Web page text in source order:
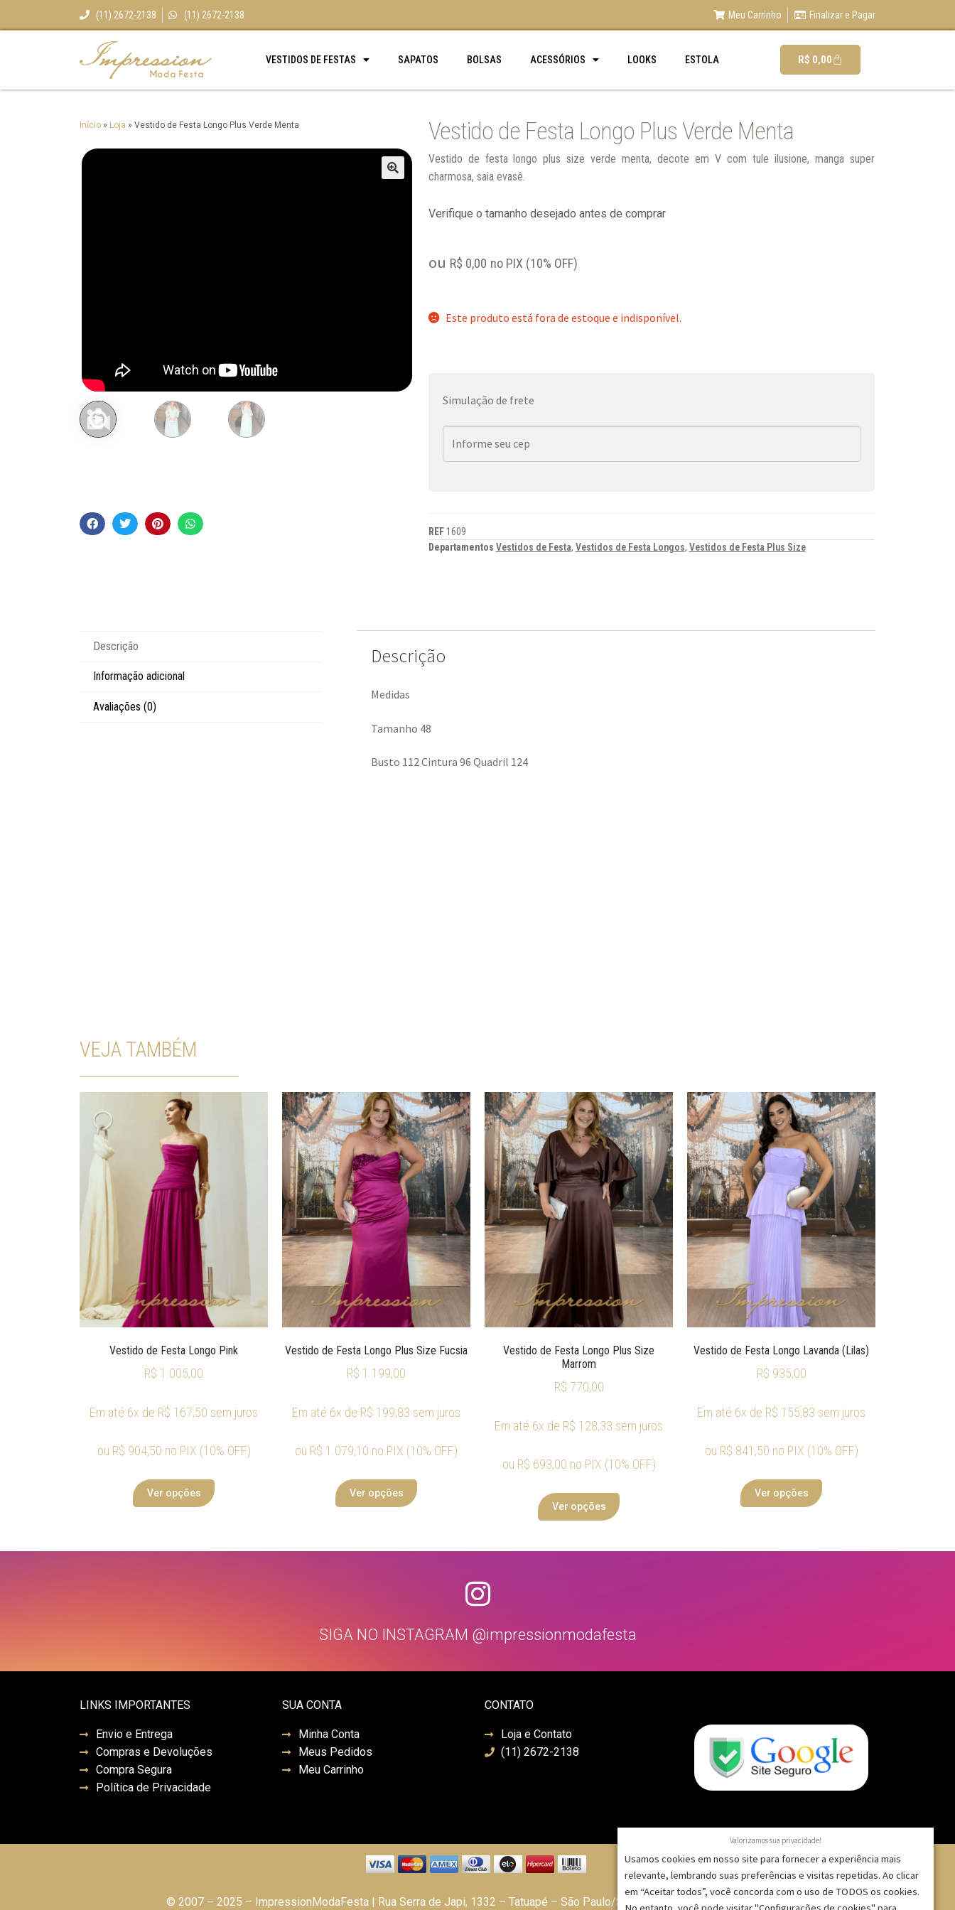
(11) 2672-2138 (11) 2672-2138 Meu Carrinho Finalizar e Pagar
VESTIDOS DE FESTAS SAPATOS BOLSAS ACESSÓRIOS LOOKS ESTOLA R$ 0,00
Início » Loja » Vestido de Festa Longo Plus Verde Menta Vestido de Festa Longo Plus Verde Menta
Vestido de festa longo plus size verde menta, decote em V com tule ilusione, manga super
charmosa, saia evasê.
Verifique o tamanho desejado antes de comprar
ou R$ 0,00 no PIX (10% OFF)
Este produto está fora de estoque e indisponível.
Simulação de frete
REF 1609
Departamentos Vestidos de Festa, Vestidos de Festa Longos, Vestidos de Festa Plus Size
Descrição
Informação adicional
Avaliações (0)
Descrição
Medidas
Tamanho 48
Busto 112 Cintura 96 Quadril 124
VEJA TAMBÉM
Vestido de Festa Longo Pink
R$ 1.005,00
Em até 6x de R$ 167,50 sem juros
ou R$ 904,50 no PIX (10% OFF)
Ver opções
Vestido de Festa Longo Plus Size Fucsia
R$ 1.199,00
Em até 6x de R$ 199,83 sem juros
ou R$ 1.079,10 no PIX (10% OFF)
Ver opções
Vestido de Festa Longo Plus Size
Marrom
R$ 770,00
Em até 6x de R$ 128,33 sem juros
ou R$ 693,00 no PIX (10% OFF)
Ver opções
Vestido de Festa Longo Lavanda (Lilas)
R$ 935,00
Em até 6x de R$ 155,83 sem juros
ou R$ 841,50 no PIX (10% OFF)
Ver opções
SIGA NO INSTAGRAM @impressionmodafesta
LINKS IMPORTANTES
Envio e Entrega
Compras e Devoluções
Compra Segura
Política de Privacidade
SUA CONTA
Minha Conta
Meus Pedidos
Meu Carrinho
CONTATO
Loja e Contato
(11) 2672-2138
© 2007 – 2025 – ImpressionModaFesta | Rua Serra de Japi, 1332 – Tatuapé – São Paulo/SP – CNPJ: 09.271.257/0001-52 |
Valorizamos sua privacidade!
Usamos cookies em nosso site para fornecer a experiência mais
relevante, lembrando suas preferências e visitas repetidas. Ao clicar
em “Aceitar todos”, você concorda com o uso de TODOS os cookies.